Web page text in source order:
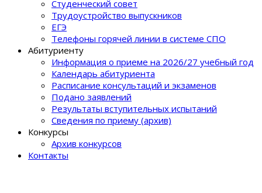
Студенческий совет
Трудоустройство выпускников
ЕГЭ
Телефоны горячей линии в системе СПО
Абитуриенту
Информация о приеме на 2026/27 учебный год
Календарь абитуриента
Расписание консультаций и экзаменов
Подано заявлений
Результаты вступительных испытаний
Сведения по приему (архив)
Конкурсы
Архив конкурсов
Контакты